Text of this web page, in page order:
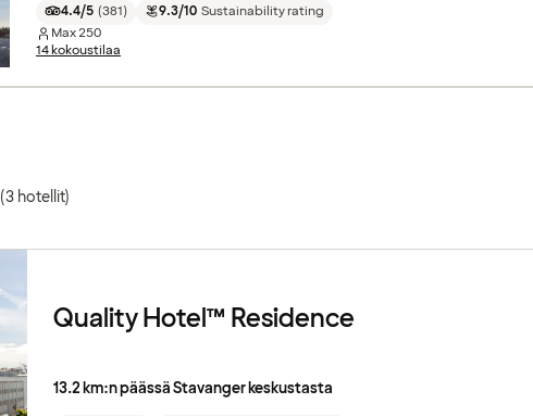
4.4/5 (381) 9.3/10 Sustainability rating
Max250
14 kokoustilaa
(3 hotellit)
Quality Hotel™ Residence
13.2 km:n päässä Stavanger keskustasta